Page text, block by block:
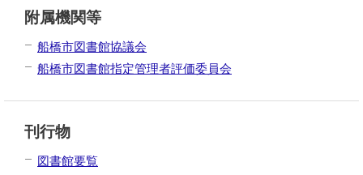
附属機関等
船橋市図書館協議会
船橋市図書館指定管理者評価委員会
刊行物
図書館要覧